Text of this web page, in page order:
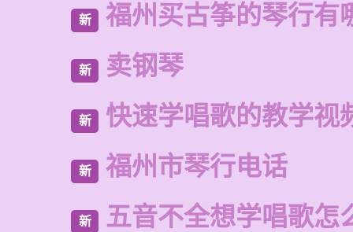
新 福州买古筝的琴行有
新 卖钢琴
新 快速学唱歌的教学视
新 福州市琴行电话
新 五音不全想学唱歌怎